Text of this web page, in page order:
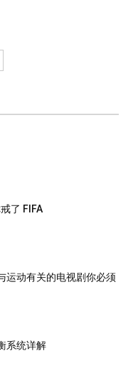
了 FIFA
运动有关的电视剧你必须
系统详解